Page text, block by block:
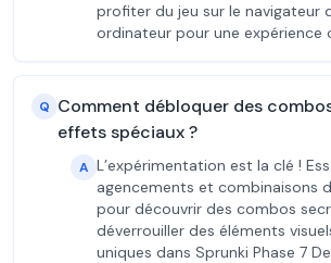
profiter du jeu sur le navigateur
ordinateur pour une expérience
Q Comment débloquer des
effets spéciaux ?
A L’expérimentation est la clé !
agencements et combinaisons
pour découvrir des combos
déverrouiller des éléments
uniques dans Sprunki Phase 7